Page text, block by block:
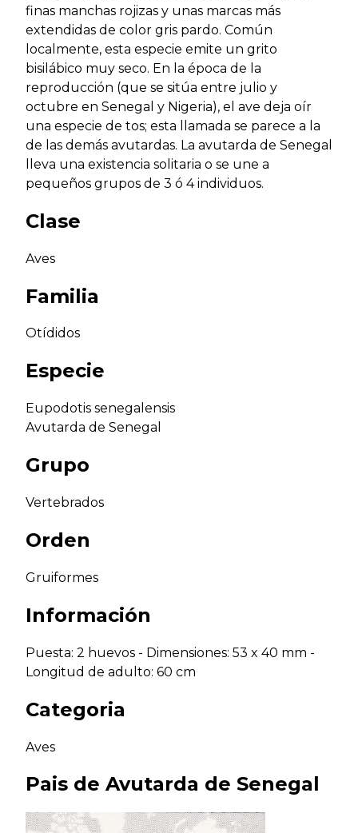
finas manchas rojizas y unas marcas más
extendidas de color gris pardo. Común
localmente, esta especie emite un grito
bisilábico muy seco. En la época de la
reproducción (que se sitúa entre julio y
octubre en Senegal y Nigeria), el ave deja oír
una especie de tos; esta llamada se parece a la
de las demás avutardas. La avutarda de Senegal
lleva una existencia solitaria o se une a
pequeños grupos de 3 ó 4 individuos.
Clase
Aves
Familia
Otídidos
Especie
Eupodotis senegalensis
Avutarda de Senegal
Grupo
Vertebrados
Orden
Gruiformes
Información
Puesta: 2 huevos - Dimensiones: 53 x 40 mm -
Longitud de adulto: 60 cm
Categoria
Aves
Pais de Avutarda de Senegal